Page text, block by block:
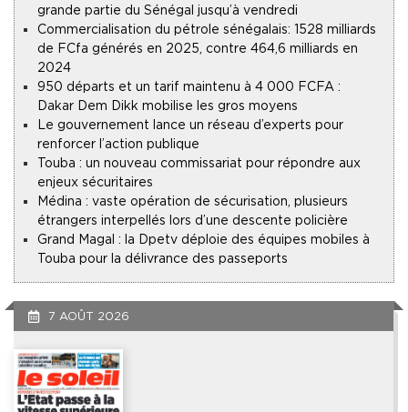
grande partie du Sénégal jusqu’à vendredi
Commercialisation du pétrole sénégalais : 1528 milliards
de FCfa générés en 2025, contre 464,6 milliards en
2024
950 départs et un tarif maintenu à 4 000 FCFA :
Dakar Dem Dikk mobilise les gros moyens
Le gouvernement lance un réseau d’experts pour
renforcer l’action publique
Touba : un nouveau commissariat pour répondre aux
enjeux sécuritaires
Médina : vaste opération de sécurisation, plusieurs
étrangers interpellés lors d’une descente policière
Grand Magal : la Dpetv déploie des équipes mobiles à
Touba pour la délivrance des passeports
7 AOÛT 2026